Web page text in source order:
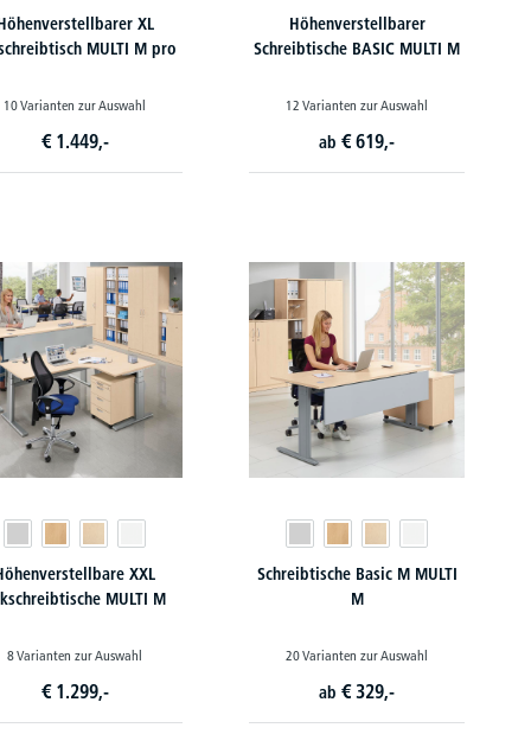
XL
MULTI M pro
10 Varianten zur Auswahl
€ 1.449,-
Höhenverstellbarer
Schreibtische BASIC MULTI M
12 Varianten zur Auswahl
ab € 619,-
XXL
MULTI M
8 Varianten zur Auswahl
€ 1.299,-
Schreibtische Basic M MULTI
M
20 Varianten zur Auswahl
ab € 329,-